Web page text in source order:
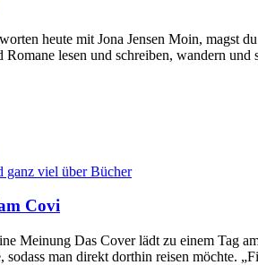
heute mit Jona Jensen Moin, magst
lesen und schreiben, wandern und
ganz viel über Bücher
Covi
Meinung Das Cover lädt zu einem Tag
man direkt dorthin reisen möchte.